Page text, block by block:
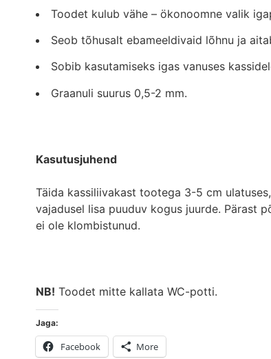
Toodet kulub vähe – ökonoomne valik
Seob tõhusalt ebameeldivaid lõhnu ja
Sobib kasutamiseks igas vanuses
Graanuli suurus 0,5-2 mm.
Kasutusjuhend
Täida kassiliivakast tootega 3-5 cm
vajadusel lisa puuduv kogus juurde. Pärast
ei ole klombistunud.
NB! Toodet mitte kallata WC-potti.
Jaga:
Facebook More